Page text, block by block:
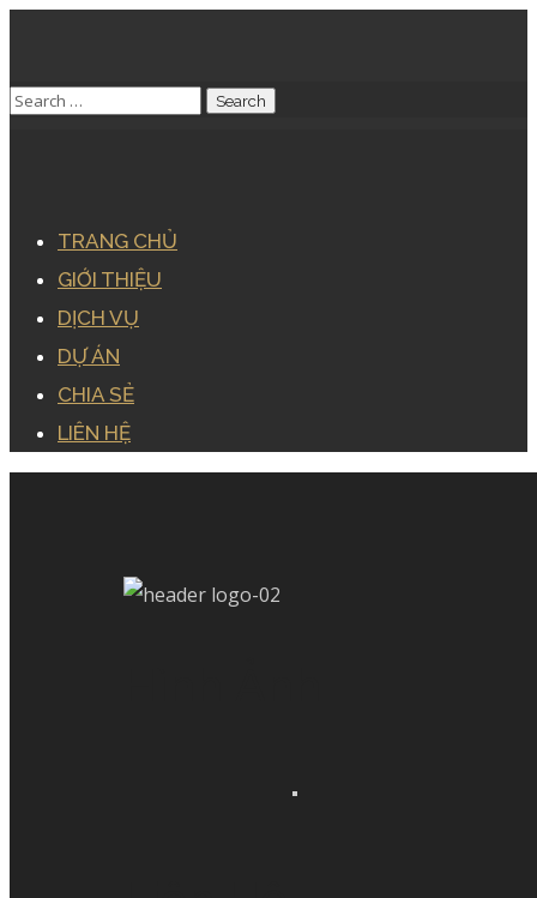
TRANG CHỦ
GIỚI THIỆU
DỊCH VỤ
DỰ ÁN
CHIA SẺ
LIÊN HỆ